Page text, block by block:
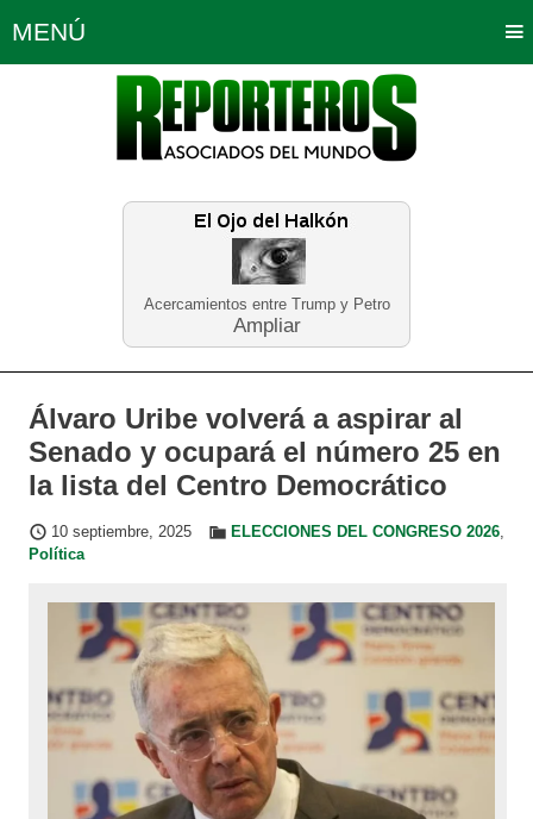
Acercamientos entre Trump y Petro
Ampliar
MENÚ
Política Opinión Bogotá
Planeta Tierra Deportes
Educación Neira
Álvaro Uribe volverá a aspirar al
Senado y ocupará el número 25 en
la lista del Centro Democrático
10 septiembre, 2025 ELECCIONES DEL CONGRESO 2026,
Política